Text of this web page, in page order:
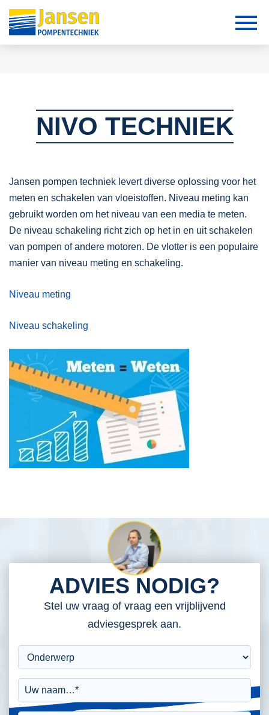
NIVO TECHNIEK
Jansen pompen techniek levert diverse oplossing voor het
meten en schakelen van vloeistoffen. Niveau meting kan
gebruikt worden om het niveau van een media te meten.
De niveau schakeling richt zich op het in en uit schakelen
van pompen of andere motoren. De vlotter is een populaire
manier van niveau meting en schakeling.
Niveau meting
Niveau schakeling
ADVIES NODIG?
Stel uw vraag of vraag een vrijblijvend
adviesgesprek aan.